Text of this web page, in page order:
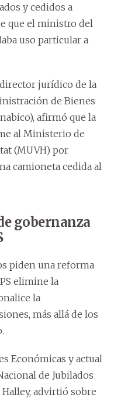
y cedidos a
que el ministro del
uso particular a
director jurídico de la
de Bienes
afirmó que la
al Ministerio de
(MUVH) por
camioneta cedida al
gobernanza
piden una reforma
elimine la
la
más allá de los
Económicas y actual
de Jubilados
Halley, advirtió sobre